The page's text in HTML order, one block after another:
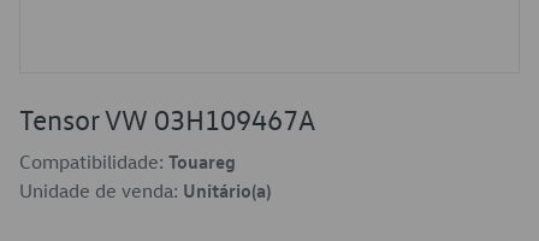
Tensor VW 03H109467A
Compatibilidade: Touareg
Unidade de venda: Unitário(a)